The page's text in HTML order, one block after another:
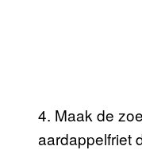
4. Maak de
aardappelfriet